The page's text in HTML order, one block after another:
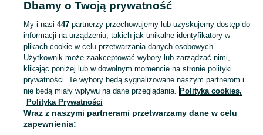
Strona główna Sport i Hobby Skating Rolki Rolki - Łódzkie
KATEGORIA
Zobacz
Mapa kategorii
Mapa miejscowości
Mapa ministron
Dbamy o Twoją prywatność
My i nasi 447partnerzy przechowujemy lub uzyskujemy dostęp do
informacji na urządzeniu, takich jak unikalne identyfikatory w
plikach cookie w celu przetwarzania danych osobowych.
Użytkownik może zaakceptować wybory lub zarządzać nimi,
klikając poniżej lub w dowolnym momencie na stronie polityki
prywatności. Te wybory będą sygnalizowane naszym partnerom i
nie będą miały wpływu na dane przeglądania. Polityka cookies,
Polityka Prywatności
Wraz z naszymi partnerami przetwarzamy dane w celu
zapewnienia: